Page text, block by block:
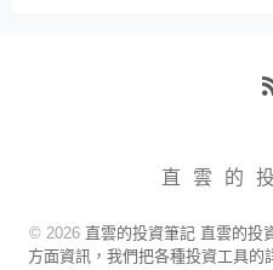
直雲的
© 2026 直雲的投資筆記 直雲的投
方面資訊，我們把各種投資工具